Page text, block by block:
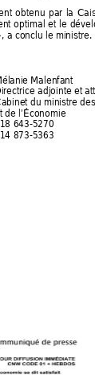
obtenu par la
optimal et le
a conclu le ministre.
Malenfant
adjointe et
du ministre
de l’Économie
643-5270
873-5363